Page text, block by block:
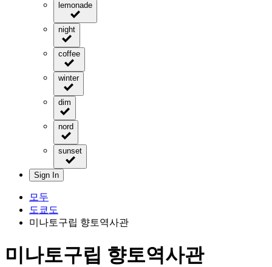
lemonade
night
coffee
winter
dim
nord
sunset
Sign In
모두
도쿄도
미나토구립 향토역사관
미나토구립 향토역사관